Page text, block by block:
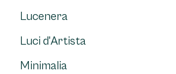
Lucenera
Luci d'Artista
Minimalia